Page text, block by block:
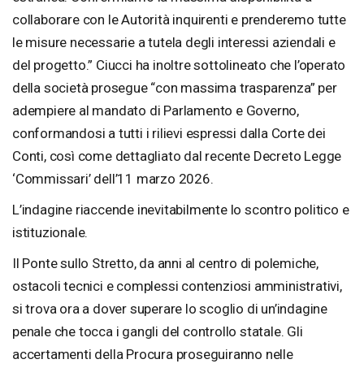
collaborare con le Autorità inquirenti e prenderemo tutte
le misure necessarie a tutela degli interessi aziendali e
del progetto.” Ciucci ha inoltre sottolineato che l’operato
della società prosegue “con massima trasparenza” per
adempiere al mandato di Parlamento e Governo,
conformandosi a tutti i rilievi espressi dalla Corte dei
Conti, così come dettagliato dal recente Decreto Legge
‘Commissari’ dell’11 marzo 2026.
L’indagine riaccende inevitabilmente lo scontro politico e
istituzionale.
Il Ponte sullo Stretto, da anni al centro di polemiche,
ostacoli tecnici e complessi contenziosi amministrativi,
si trova ora a dover superare lo scoglio di un’indagine
penale che tocca i gangli del controllo statale. Gli
accertamenti della Procura proseguiranno nelle